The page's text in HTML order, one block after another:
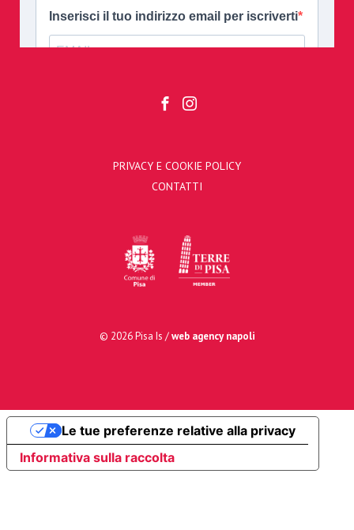
PRIVACY E COOKIE POLICY
CONTATTI
© 2026 Pisa Is /web agency napoli
Informativa sulla raccolta
Le tue preferenze relative alla privacy